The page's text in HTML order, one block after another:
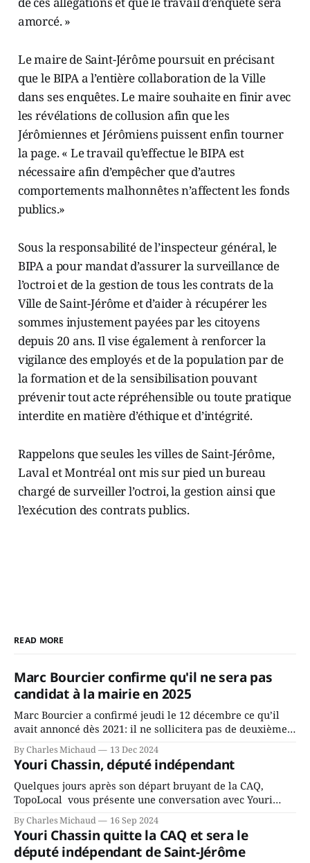
amorcé. »
Le maire de Saint-Jérôme poursuit en précisant
que le BIPA a l’entière collaboration de la Ville
dans ses enquêtes. Le maire souhaite en finir avec
les révélations de collusion afin que les
Jérômiennes et Jérômiens puissent enfin tourner
la page. « Le travail qu’effectue le BIPA est
nécessaire afin d’empêcher que d’autres
comportements malhonnêtes n’affectent les fonds
publics.»
Sous la responsabilité de l’inspecteur général, le
BIPA a pour mandat d’assurer la surveillance de
l’octroi et de la gestion de tous les contrats de la
Ville de Saint-Jérôme et d’aider à récupérer les
sommes injustement payées par les citoyens
depuis 20 ans. Il vise également à renforcer la
vigilance des employés et de la population par de
la formation et de la sensibilisation pouvant
prévenir tout acte répréhensible ou toute pratique
interdite en matière d’éthique et d’intégrité.
Rappelons que seules les villes de Saint-Jérôme,
Laval et Montréal ont mis sur pied un bureau
chargé de surveiller l’octroi, la gestion ainsi que
l’exécution des contrats publics.
READ MORE
Marc Bourcier confirme qu'il ne sera pas
candidat à la mairie en 2025
Marc Bourcier a confirmé jeudi le 12 décembre ce qu’il
avait annoncé dès 2021: il ne sollicitera pas de deuxième
mandat à titre de maire de Saint-Jérôme. Bourcier en a
fait l’annonce en s’adressant aux employés de la ville,
rassemblés en soirée pour leur traditionnel souper
By Charles Michaud 13 Dec 2024
Youri Chassin, député indépendant
Quelques jours après son départ bruyant de la CAQ,
TopoLocal vous présente une conversation avec Youri
Chassin. Nous avons causé de sa décision. Y songeait-il
depuis longtemps? Sera-t-il candidat indépendant dans 2
ans? Joindrait-il un autre parti, par exemple les
conservateurs d’Éric Duhaime? Que lui
By Charles Michaud 16 Sep 2024
Youri Chassin quitte la CAQ et sera le
député indépendant de Saint-Jérôme